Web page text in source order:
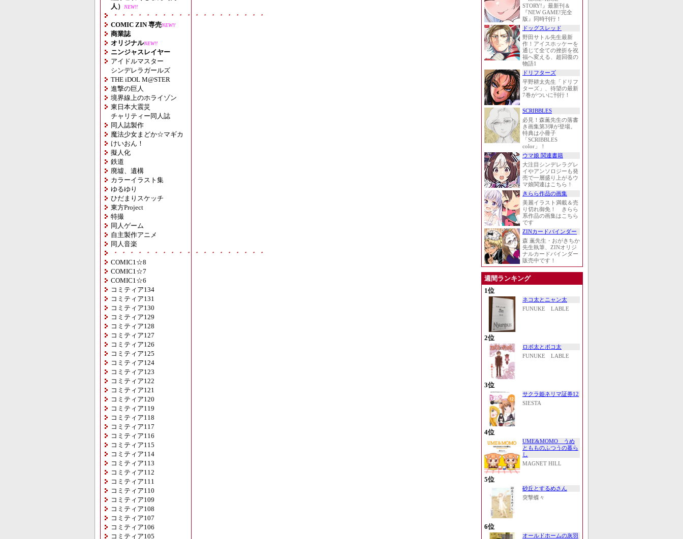
人）
NEW!!
・・・・・・・・・・・・・・・・・・・
COMIC ZIN 専売NEW!!
商業誌
オリジナルNEW!!
ニンジャスレイヤー
アイドルマスター
シンデレラガールズ
THE iDOL M@STER
進撃の巨人
境界線上のホライゾン
東日本大震災
チャリティー同人誌
同人誌製作
魔法少女まどか☆マギカ
けいおん！
擬人化
鉄道
廃墟、遺構
カラーイラスト集
ゆるゆり
ひだまりスケッチ
東方Project
特撮
同人ゲーム
自主製作アニメ
同人音楽
・・・・・・・・・・・・・・・・・・・
COMIC1☆8
COMIC1☆7
COMIC1☆6
コミティア134
コミティア131
コミティア130
コミティア129
コミティア128
コミティア127
コミティア126
コミティア125
コミティア124
コミティア123
コミティア122
コミティア121
コミティア120
コミティア119
コミティア118
コミティア117
コミティア116
コミティア115
コミティア114
コミティア113
コミティア112
コミティア111
コミティア110
コミティア109
コミティア108
コミティア107
コミティア106
コミティア105
STORY!』最新刊＆
『NEW GAME!完全
版』同時刊行！
ドッグスレッド
野田サトル先生最新
作！アイスホッケーを
通じて全ての挫折を祝
福へ変える、超回復の
物語1
ドリフターズ
平野耕太先生「ドリフ
ターズ」、待望の最新
7巻がついに刊行！
SCRIBBLES
必見！森薫先生の落書
き画集第3弾が登場。
特典は小冊子
「SCRIBBLES
color」！
ウマ娘 関連書籍
大注目シンデレラグレ
イやアンソロジーも発
売で一層盛り上がるウ
マ娘関連はこちら！
きらら作品の画集
美麗イラスト満載＆売
り切れ御免！ きらら
系作品の画集はこちら
です
ZINカードバインダー
森 薫先生・おがきちか
先生執筆、ZINオリジ
ナルカードバインダー
販売中です！
週間ランキング
1位
ネコ太とニャン太
FUNUKE LABLE
2位
ロボ太とポコ太
FUNUKE LABLE
3位
サクラ姫ネリマ証券12
SIESTA
4位
UME&MOMO うめ
ともものふつうの暮ら
し
MAGNET HILL
5位
砂丘とするめさん
突撃蝶々
6位
オールドホームの灰羽